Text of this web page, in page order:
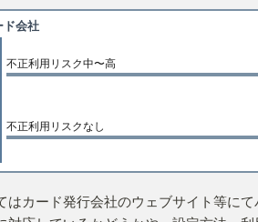
ド会社
不正利用リスク中〜高
不正利用リスクなし
はカード発行会社のウェブサイト等に